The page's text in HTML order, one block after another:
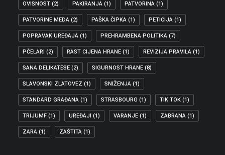
OVISNOST (2) PAKIRANJA (1) PATVORINA (1)
PATVORINE MEDA (2) PAŠKA ČIPKA (1) PETICIJA (1)
POPRAVAK UREĐAJA (1) PREHRAMBENA POLITIKA (7)
PČELARI (2) RAST CIJENA HRANE (1) REVIZIJA PRAVILA (1)
SANA DELIKATESE (2) SIGURNOST HRANE (8)
SLAVONSKI ZLATOVEZ (1) SNIŽENJA (1)
STANDARD GRAĐANA (1) STRASBOURG (1) TIK TOK (1)
TRIJUMF (1) UREĐAJI (1) VARANJE (1) ZABRANA (1)
ZARA (1) ZAŠTITA (1)